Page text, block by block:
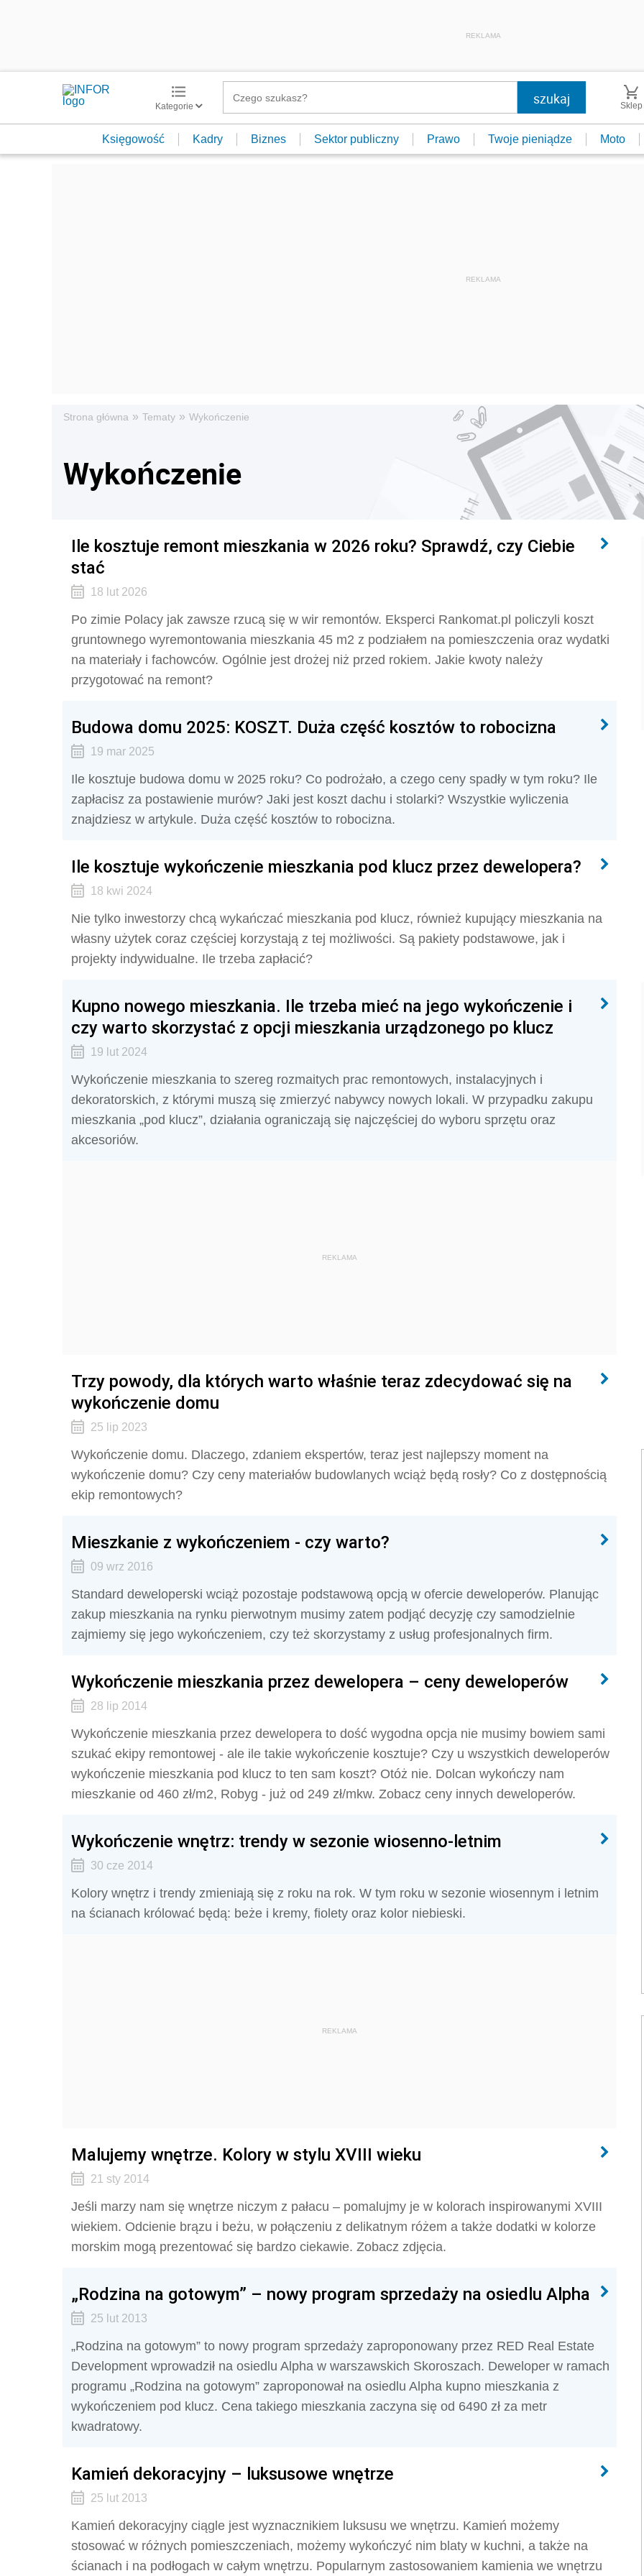
REKLAMA
Kategorie Sklep
Księgowość Kadry Biznes Sektor publiczny Prawo Twoje pieniądze Moto
Strona główna » Tematy » Wykończenie
Wykończenie
Ile kosztuje remont mieszkania w 2026 roku? Sprawdź, czy Ciebie
stać
18 lut 2026
Po zimie Polacy jak zawsze rzucą się w wir remontów. Eksperci Rankomat.pl policzyli koszt
gruntownego wyremontowania mieszkania 45 m2 z podziałem na pomieszczenia oraz wydatki
na materiały i fachowców. Ogólnie jest drożej niż przed rokiem. Jakie kwoty należy
przygotować na remont?
Budowa domu 2025: KOSZT. Duża część kosztów to robocizna
19 mar 2025
Ile kosztuje budowa domu w 2025 roku? Co podrożało, a czego ceny spadły w tym roku? Ile
zapłacisz za postawienie murów? Jaki jest koszt dachu i stolarki? Wszystkie wyliczenia
znajdziesz w artykule. Duża część kosztów to robocizna.
Ile kosztuje wykończenie mieszkania pod klucz przez dewelopera?
18 kwi 2024
Nie tylko inwestorzy chcą wykańczać mieszkania pod klucz, również kupujący mieszkania na
własny użytek coraz częściej korzystają z tej możliwości. Są pakiety podstawowe, jak i
projekty indywidualne. Ile trzeba zapłacić?
Kupno nowego mieszkania. Ile trzeba mieć na jego wykończenie i
czy warto skorzystać z opcji mieszkania urządzonego po klucz
19 lut 2024
Wykończenie mieszkania to szereg rozmaitych prac remontowych, instalacyjnych i
dekoratorskich, z którymi muszą się zmierzyć nabywcy nowych lokali. W przypadku zakupu
mieszkania „pod klucz”, działania ograniczają się najczęściej do wyboru sprzętu oraz
akcesoriów.
REKLAMA
Trzy powody, dla których warto właśnie teraz zdecydować się na
wykończenie domu
25 lip 2023
Wykończenie domu. Dlaczego, zdaniem ekspertów, teraz jest najlepszy moment na
wykończenie domu? Czy ceny materiałów budowlanych wciąż będą rosły? Co z dostępnością
ekip remontowych?
Mieszkanie z wykończeniem - czy warto?
09 wrz 2016
Standard deweloperski wciąż pozostaje podstawową opcją w ofercie deweloperów. Planując
zakup mieszkania na rynku pierwotnym musimy zatem podjąć decyzję czy samodzielnie
zajmiemy się jego wykończeniem, czy też skorzystamy z usług profesjonalnych firm.
Wykończenie mieszkania przez dewelopera – ceny deweloperów
28 lip 2014
Wykończenie mieszkania przez dewelopera to dość wygodna opcja nie musimy bowiem sami
szukać ekipy remontowej - ale ile takie wykończenie kosztuje? Czy u wszystkich deweloperów
wykończenie mieszkania pod klucz to ten sam koszt? Otóż nie. Dolcan wykończy nam
mieszkanie od 460 zł/m2, Robyg - już od 249 zł/mkw. Zobacz ceny innych deweloperów.
Wykończenie wnętrz: trendy w sezonie wiosenno-letnim
30 cze 2014
Kolory wnętrz i trendy zmieniają się z roku na rok. W tym roku w sezonie wiosennym i letnim
na ścianach królować będą: beże i kremy, fiolety oraz kolor niebieski.
REKLAMA
Malujemy wnętrze. Kolory w stylu XVIII wieku
21 sty 2014
Jeśli marzy nam się wnętrze niczym z pałacu – pomalujmy je w kolorach inspirowanymi XVIII
wiekiem. Odcienie brązu i beżu, w połączeniu z delikatnym różem a także dodatki w kolorze
morskim mogą prezentować się bardzo ciekawie. Zobacz zdjęcia.
„Rodzina na gotowym” – nowy program sprzedaży na osiedlu Alpha
25 lut 2013
„Rodzina na gotowym” to nowy program sprzedaży zaproponowany przez RED Real Estate
Development wprowadził na osiedlu Alpha w warszawskich Skoroszach. Deweloper w ramach
programu „Rodzina na gotowym” zaproponował na osiedlu Alpha kupno mieszkania z
wykończeniem pod klucz. Cena takiego mieszkania zaczyna się od 6490 zł za metr
kwadratowy.
Kamień dekoracyjny – luksusowe wnętrze
25 lut 2013
Kamień dekoracyjny ciągle jest wyznacznikiem luksusu we wnętrzu. Kamień możemy
stosować w różnych pomieszczeniach, możemy wykończyć nim blaty w kuchni, a także na
ścianach i na podłogach w całym wnętrzu. Popularnym zastosowaniem kamienia we wnętrzu